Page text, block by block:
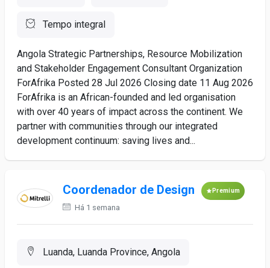
Tempo integral
Angola Strategic Partnerships, Resource Mobilization
and Stakeholder Engagement Consultant Organization
ForAfrika Posted 28 Jul 2026 Closing date 11 Aug 2026
ForAfrika is an African-founded and led organisation
with over 40 years of impact across the continent. We
partner with communities through our integrated
development continuum: saving lives and...
Coordenador de Design Premium
Há 1 semana
Luanda, Luanda Province, Angola